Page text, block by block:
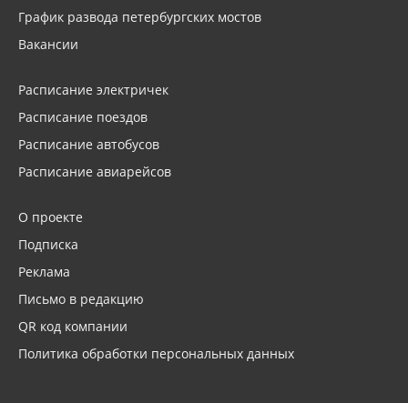
График развода петербургских мостов
Вакансии
Расписание электричек
Расписание поездов
Расписание автобусов
Расписание авиарейсов
О проекте
Подписка
Реклама
Письмо в редакцию
QR код компании
Политика обработки персональных данных